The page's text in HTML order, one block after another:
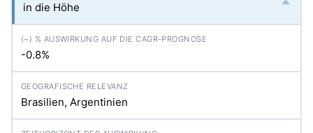
in die Höhe
-0.8%
Brasilien, Argentinien